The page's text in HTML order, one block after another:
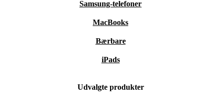
Samsung-telefoner
MacBooks
Bærbare
iPads
Udvalgte produkter